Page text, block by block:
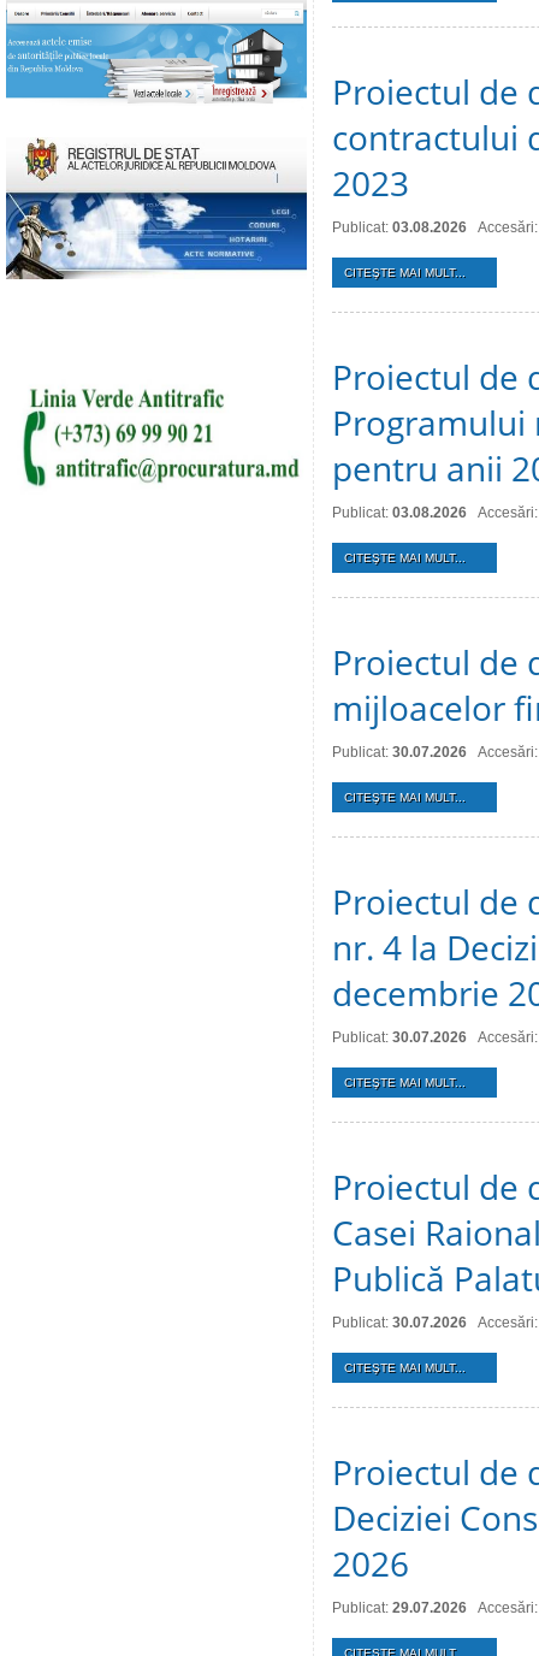
Proiectul de
contractului
2023
Publicat: 03.08.2026
CITEŞTE MAI MULT...
Proiectul de
Programului
pentru anii
Publicat: 03.08.2026
CITEŞTE MAI MULT...
Proiectul de
mijloacelor
Publicat: 30.07.2026
CITEŞTE MAI MULT...
Proiectul de
nr. 4 la
decembrie
Publicat: 30.07.2026
CITEŞTE MAI MULT...
Proiectul de
Casei
Publică
Publicat: 30.07.2026
CITEŞTE MAI MULT...
Proiectul de
Deciziei
2026
Publicat: 29.07.2026
CITEŞTE MAI MULT...